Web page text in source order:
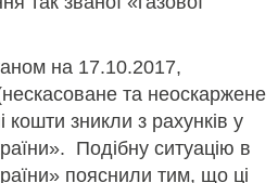
на 17.10.2017,
та неоскаржене
кошти зникли з рахунків у
Подібну ситуацію в
пояснили тим, що ці